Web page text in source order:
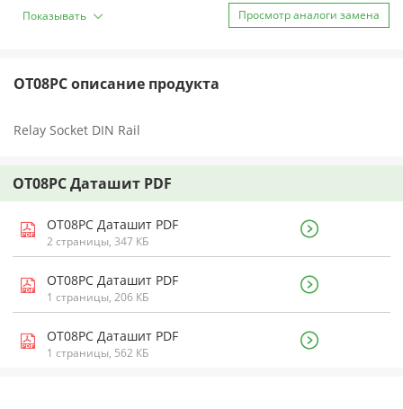
Показывать Просмотр аналоги замена
OT08PC описание продукта
Relay Socket DIN Rail
OT08PC Даташит PDF
OT08PC Даташит PDF
2 страницы, 347 КБ
OT08PC Даташит PDF
1 страницы, 206 КБ
OT08PC Даташит PDF
1 страницы, 562 КБ